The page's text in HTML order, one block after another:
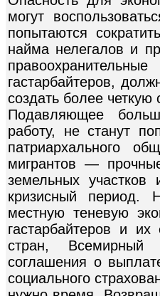
могут
попытаются
найма нелегалов и
гастарбайтеров,
создать более четкую
Подавляющее
работу, не станут
патриархального
мигрантов —
земельных
кризисный период.
местную теневую
гастарбайтеров и
стран, Всемирный
соглашения о
социального